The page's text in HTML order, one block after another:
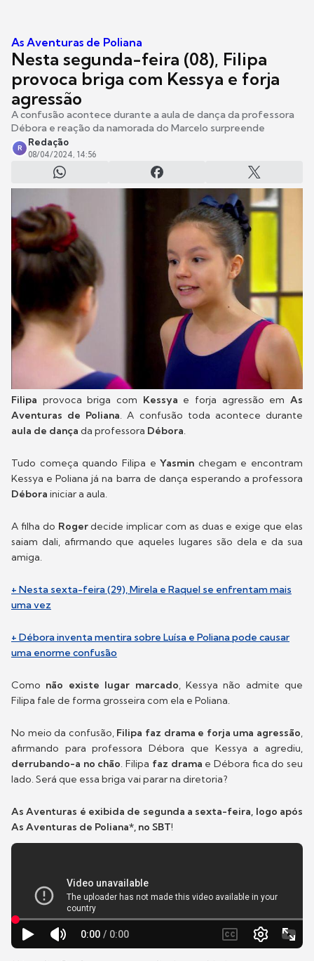
As Aventuras de Poliana
Nesta segunda-feira (08), Filipa
provoca briga com Kessya e forja
agressão
A confusão acontece durante a aula de dança da professora
Débora e reação da namorada do Marcelo surpreende
R
Redação
08/04/2024, 14:56
Filipa provoca briga com Kessya e forja agressão emAs
Aventuras de Poliana. A confusão toda acontece durante
aula de dança da professora Débora.
Tudo começa quando Filipa eYasmin chegam e encontram
Kessya e Poliana já na barra de dança esperando a professora
Débora iniciar a aula.
A filha do Rogerdecide implicar com as duas e exige que elas
saiam dali, afirmando que aqueles lugares são dela e da sua
amiga.
+ Nesta sexta-feira (29), Mirela e Raquel se enfrentam mais
uma vez
+ Débora inventa mentira sobre Luísa e Poliana pode causar
uma enorme confusão
Como não existe lugar marcado, Kessya não admite que
Filipa fale de forma grosseira com ela e Poliana.
No meio da confusão, Filipa faz drama e forja uma agressão,
afirmando para professora Débora que Kessya a agrediu,
derrubando-a no chão. Filipa faz drama e Débora fica do seu
lado. Será que essa briga vai parar na diretoria?
As Aventuras é exibida de segunda a sexta-feira, logo após
As Aventuras de Poliana*, no SBT!